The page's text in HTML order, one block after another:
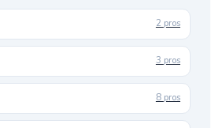
2 pros
3 pros
8 pros